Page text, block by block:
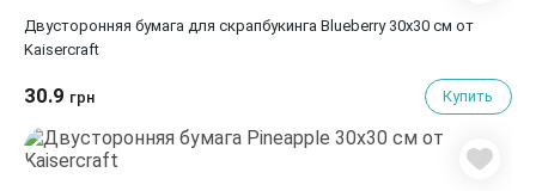
Двусторонняя бумага для скрапбукинга Blueberry 30х30 см от
Kaisercraft
30.9 грн Купить